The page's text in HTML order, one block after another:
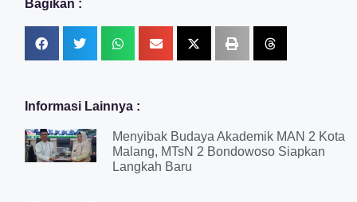
Bagikan :
Informasi Lainnya :
Menyibak Budaya Akademik MAN 2 Kota
Malang, MTsN 2 Bondowoso Siapkan
Langkah Baru